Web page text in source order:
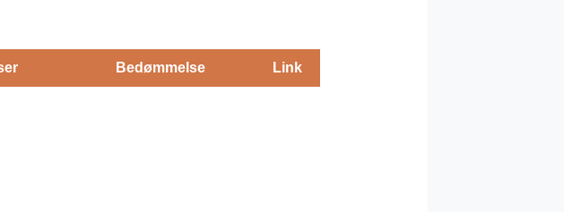
Bedømmelse Link